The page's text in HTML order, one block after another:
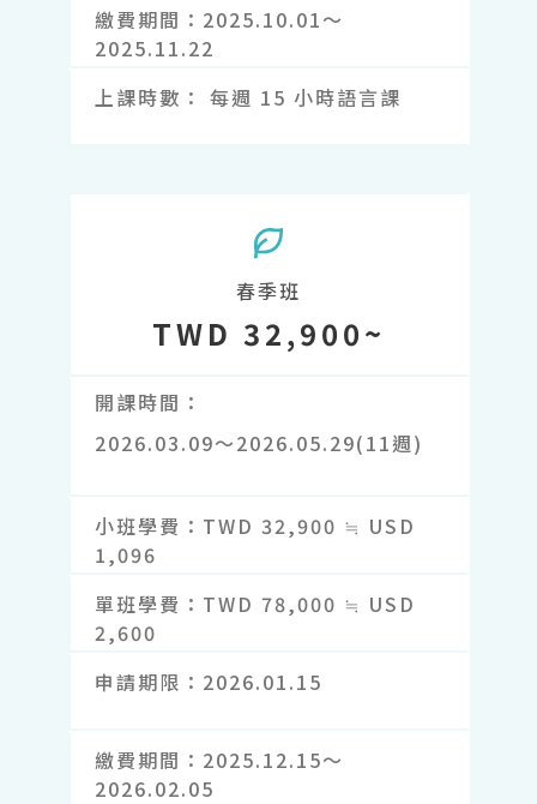
繳費期間
2025.10.01～
2025.11.22
上課時數
每週 15 小時語言課
春季班
TWD 32,900~
開課時間
2026.03.09～2026.05.29(11週)
小班學費
TWD 32,900 ≒ USD
1,096
單班學費
TWD 78,000 ≒ USD
2,600
申請期限
2026.01.15
繳費期間
2025.12.15～
2026.02.05